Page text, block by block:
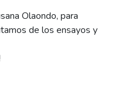
Olaondo, para
de los ensayos y